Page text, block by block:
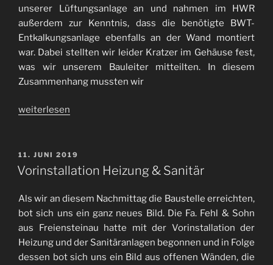
unserer Lüftungsanlage an und nahmen im HWR
außerdem zur Kenntnis, dass die benötigte BWT-
Entkalkungsanlage ebenfalls an der Wand montiert
war. Dabei stellten wir leider Kratzer im Gehäuse fest,
was wir unserem Bauleiter mitteilten. In diesem
Zusammenhang mussten wir
„Leerrohr
weiterlesen
VERÖFFENTLICHT
AM
11. JUNI 2019
Vorinstallation Heizung & Sanitär
Als wir an diesem Nachmittag die Baustelle erreichten,
bot sich uns ein ganz neues Bild. Die Fa. Fehl & Sohn
aus Freiensteinau hatte mit der Vorinstallation der
Heizung und der Sanitäranlagen begonnen und in Folge
dessen bot sich uns ein Bild aus offenen Wänden, die